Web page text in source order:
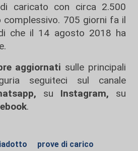
caricato con circa 2.500
complessivo. 705 giorni fa il
che il 14 agosto 2018 ha
aggiornati sulle principali
seguiteci sul canale
su Instagram, su
.
prove di carico